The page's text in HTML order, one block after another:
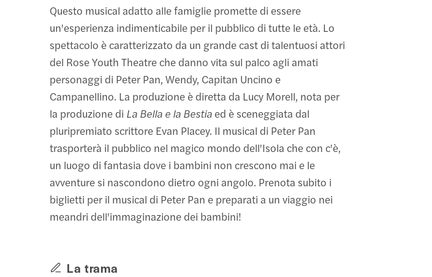
Questo musical adatto alle famiglie promette di essere
un'esperienza indimenticabile per il pubblico di tutte le età. Lo
spettacolo è caratterizzato da un grande cast di talentuosi attori
del Rose Youth Theatre che danno vita sul palco agli amati
personaggi di Peter Pan, Wendy, Capitan Uncino e
Campanellino. La produzione è diretta da Lucy Morell, nota per
la produzione di La Bella e la Bestia ed è sceneggiata dal
pluripremiato scrittore Evan Placey. Il musical di Peter Pan
trasporterà il pubblico nel magico mondo dell'Isola che con c'è,
un luogo di fantasia dove i bambini non crescono mai e le
avventure si nascondono dietro ogni angolo. Prenota subito i
biglietti per il musical di Peter Pan e preparati a un viaggio nei
meandri dell'immaginazione dei bambini!
La trama